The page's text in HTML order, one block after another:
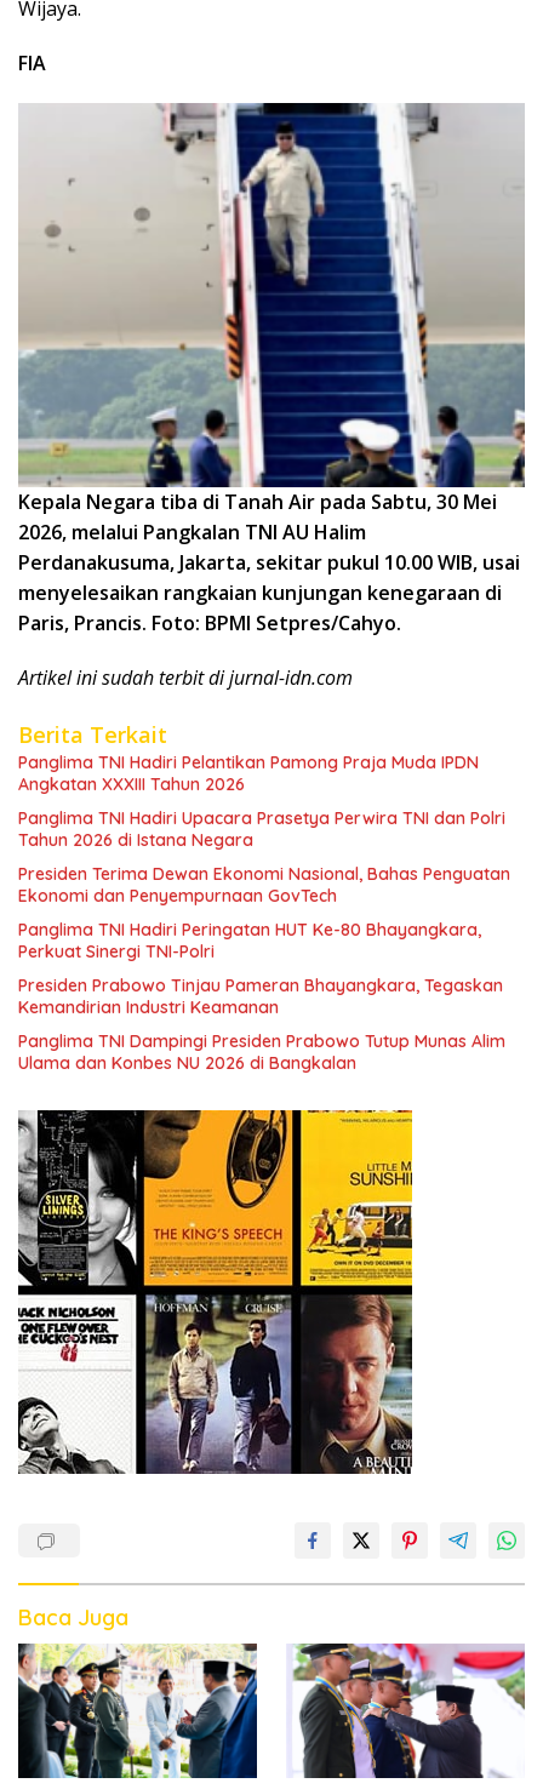
Wijaya.
FIA
Kepala Negara tiba di Tanah Air pada Sabtu, 30 Mei
2026, melalui Pangkalan TNI AU Halim
Perdanakusuma, Jakarta, sekitar pukul 10.00 WIB, usai
menyelesaikan rangkaian kunjungan kenegaraan di
Paris, Prancis. Foto: BPMI Setpres/Cahyo.
Artikel ini sudah terbit di jurnal-idn.com
Berita Terkait
Panglima TNI Hadiri Pelantikan Pamong Praja Muda IPDN
Angkatan XXXIII Tahun 2026
Panglima TNI Hadiri Upacara Prasetya Perwira TNI dan Polri
Tahun 2026 di Istana Negara
Presiden Terima Dewan Ekonomi Nasional, Bahas Penguatan
Ekonomi dan Penyempurnaan GovTech
Panglima TNI Hadiri Peringatan HUT Ke-80 Bhayangkara,
Perkuat Sinergi TNI-Polri
Presiden Prabowo Tinjau Pameran Bhayangkara, Tegaskan
Kemandirian Industri Keamanan
Panglima TNI Dampingi Presiden Prabowo Tutup Munas Alim
Ulama dan Konbes NU 2026 di Bangkalan
Baca Juga